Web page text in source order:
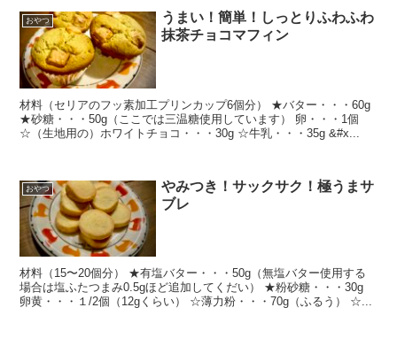
おやつ
うまい！簡単！しっとりふわふわ
抹茶チョコマフィン
材料（セリアのフッ素加工プリンカップ6個分） ★バター・・・60g
★砂糖・・・50g（ここでは三温糖使用しています） 卵・・・1個
☆（生地用の）ホワイトチョコ・・・30g ☆牛乳・・・35g &#x...
おやつ
やみつき！サックサク！極うまサ
ブレ
材料（15〜20個分） ★有塩バター・・・50g（無塩バター使用する
場合は塩ふたつまみ0.5gほど追加してくだい） ★粉砂糖・・・30g
卵黄・・・１/2個（12gくらい） ☆薄力粉・・・70g（ふるう） ☆...